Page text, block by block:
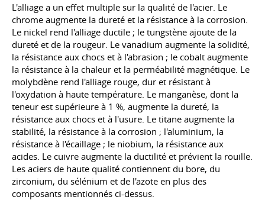
L'alliage a un effet multiple sur la qualité de l'acier. Le
chrome augmente la dureté et la résistance à la corrosion.
Le nickel rend l'alliage ductile ; le tungstène ajoute de la
dureté et de la rougeur. Le vanadium augmente la solidité,
la résistance aux chocs et à l'abrasion ; le cobalt augmente
la résistance à la chaleur et la perméabilité magnétique. Le
molybdène rend l'alliage rouge, dur et résistant à
l'oxydation à haute température. Le manganèse, dont la
teneur est supérieure à 1 %, augmente la dureté, la
résistance aux chocs et à l'usure. Le titane augmente la
stabilité, la résistance à la corrosion ; l'aluminium, la
résistance à l'écaillage ; le niobium, la résistance aux
acides. Le cuivre augmente la ductilité et prévient la rouille.
Les aciers de haute qualité contiennent du bore, du
zirconium, du sélénium et de l'azote en plus des
composants mentionnés ci-dessus.